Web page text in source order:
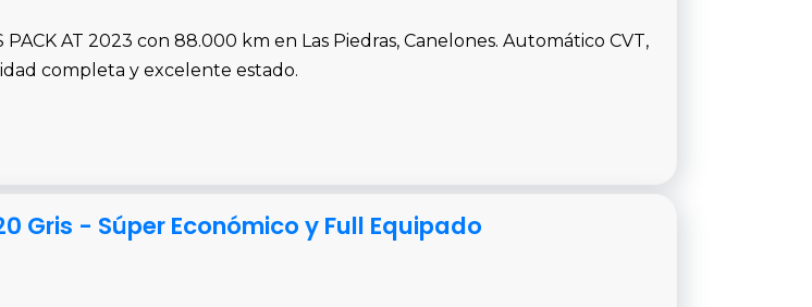
PACK AT 2023 con 88.000 km en Las Piedras, Canelones. Automático CVT,
completa y excelente estado.
Gris - Súper Económico y Full Equipado